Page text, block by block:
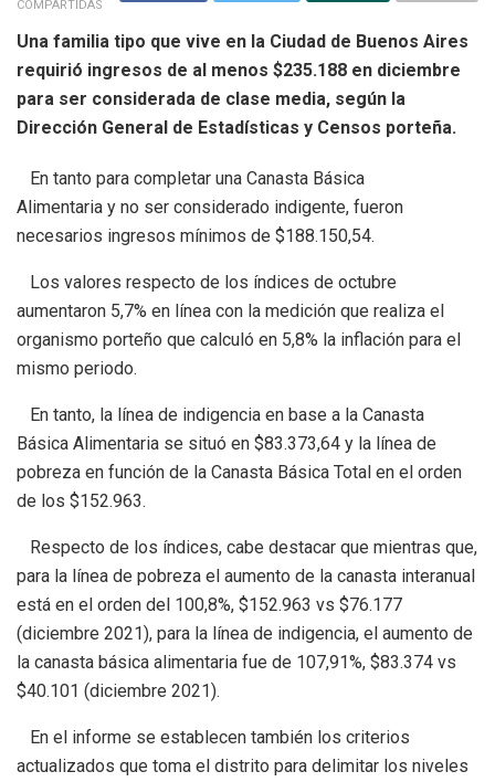
COMPARTIDAS
Una familia tipo que vive en la Ciudad de Buenos Aires
requirió ingresos de al menos $235.188 en diciembre
para ser considerada de clase media, según la
Dirección General de Estadísticas y Censos porteña.
En tanto para completar una Canasta Básica
Alimentaria y no ser considerado indigente, fueron
necesarios ingresos mínimos de $188.150,54.
Los valores respecto de los índices de octubre
aumentaron 5,7% en línea con la medición que realiza el
organismo porteño que calculó en 5,8% la inflación para el
mismo periodo.
En tanto, la línea de indigencia en base a la Canasta
Básica Alimentaria se situó en $83.373,64 y la línea de
pobreza en función de la Canasta Básica Total en el orden
de los $152.963.
Respecto de los índices, cabe destacar que mientras que,
para la línea de pobreza el aumento de la canasta interanual
está en el orden del 100,8%, $152.963 vs $76.177
(diciembre 2021), para la línea de indigencia, el aumento de
la canasta básica alimentaria fue de 107,91%, $83.374 vs
$40.101 (diciembre 2021).
En el informe se establecen también los criterios
actualizados que toma el distrito para delimitar los niveles